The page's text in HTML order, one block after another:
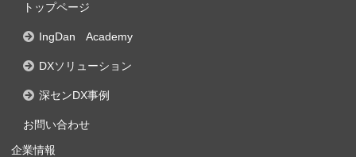
トップページ
IngDan Academy
DXソリューション
深センDX事例
お問い合わせ
企業情報